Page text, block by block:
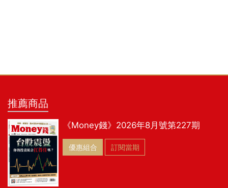
推薦商品
《Money錢》2026年8月號第227期
優惠組合 訂閱當期